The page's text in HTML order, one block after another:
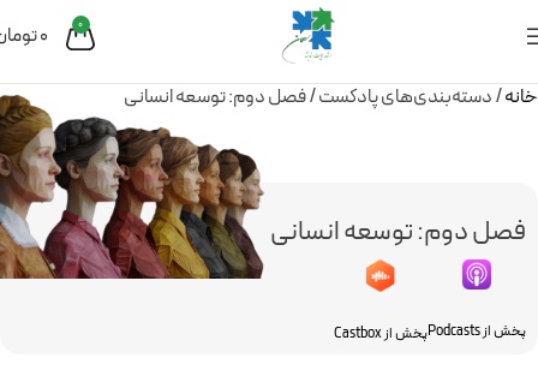
0
0
خانه دسته‌بندی‌های پادکست فصل دوم: توسعه انسانی
فصل دوم: توسعه انسانی
پخش از Podcasts پخش از Castbox